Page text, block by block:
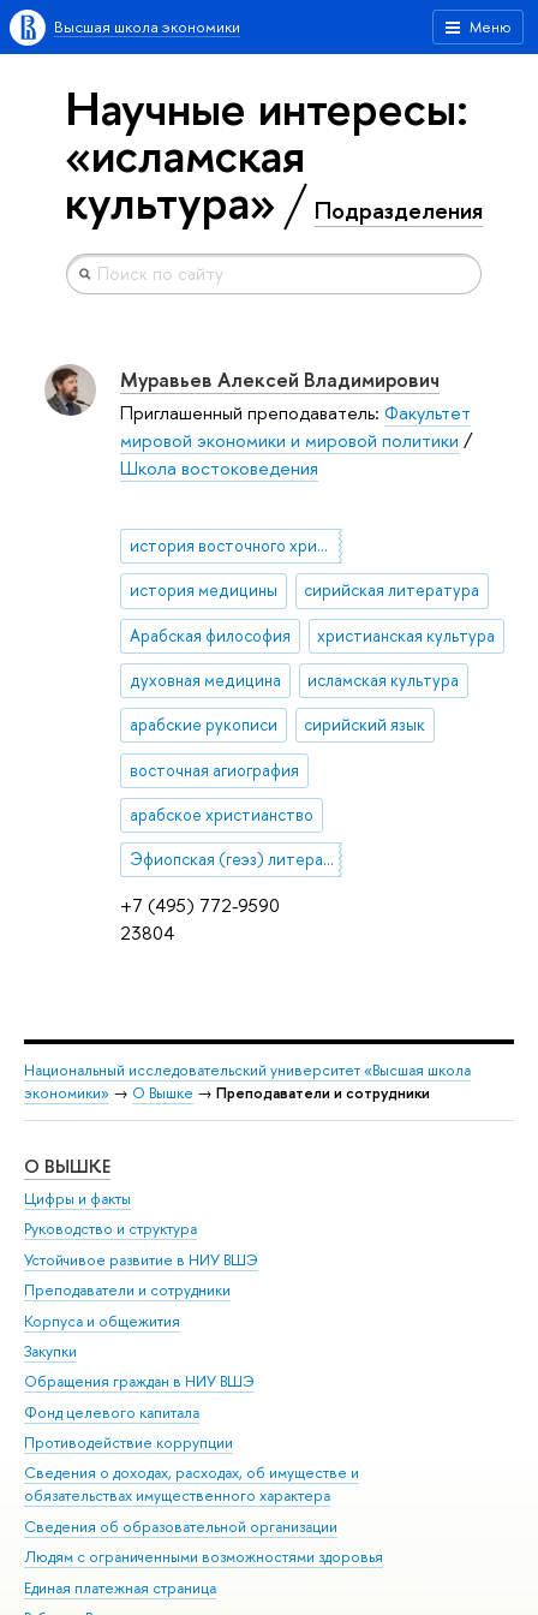
Меню
Высшая школа экономики
Научные интересы:
«исламская
культура» Подразделения
+7 (495) 772-9590
23804
Муравьев Алексей Владимирович
Приглашенный преподаватель: Факультет
мировой экономики и мировой политики /
Школа востоковедения
история восточного христианства
история медицины сирийская литература
Арабская философия христианская культура
духовная медицина исламская культура
арабские рукописи сирийский язык
восточная агиография
арабское христианство
Эфиопская (геэз) литература
Национальный исследовательский университет «Высшая школа
экономики» → О Вышке → Преподаватели и сотрудники
О ВЫШКЕ
Цифры и факты
Руководство и структура
Устойчивое развитие в НИУ ВШЭ
Преподаватели и сотрудники
Корпуса и общежития
Закупки
Обращения граждан в НИУ ВШЭ
Фонд целевого капитала
Противодействие коррупции
Сведения о доходах, расходах, об имуществе и
обязательствах имущественного характера
Сведения об образовательной организации
Людям с ограниченными возможностями здоровья
Единая платежная страница